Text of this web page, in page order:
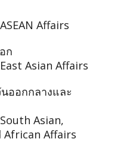
Affairs
ก
Asian Affairs
ออกกลางและ
Asian,
African Affairs